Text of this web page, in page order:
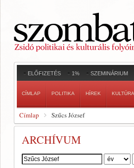
ELŐFIZETÉS 1% SZEMINÁRIUM
CÍMLAP POLITIKA HÍREK KULTÚRA
Címlap Szűcs József
ARCHÍVUM
Szerző: